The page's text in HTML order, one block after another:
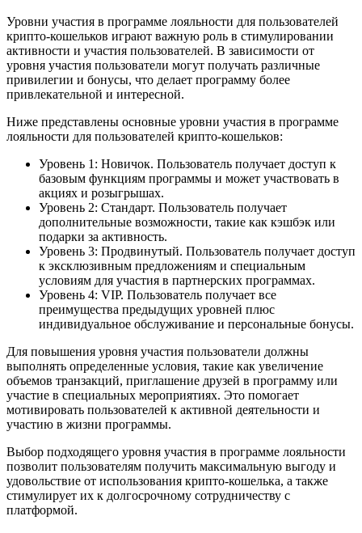
Уровни участия в программе лояльности для пользователей
крипто-кошельков играют важную роль в стимулировании
активности и участия пользователей. В зависимости от
уровня участия пользователи могут получать различные
привилегии и бонусы, что делает программу более
привлекательной и интересной.
Ниже представлены основные уровни участия в программе
лояльности для пользователей крипто-кошельков:
Уровень 1: Новичок. Пользователь получает доступ к
базовым функциям программы и может участвовать в
акциях и розыгрышах.
Уровень 2: Стандарт. Пользователь получает
дополнительные возможности, такие как кэшбэк или
подарки за активность.
Уровень 3: Продвинутый. Пользователь получает доступ
к эксклюзивным предложениям и специальным
условиям для участия в партнерских программах.
Уровень 4: VIP. Пользователь получает все
преимущества предыдущих уровней плюс
индивидуальное обслуживание и персональные бонусы.
Для повышения уровня участия пользователи должны
выполнять определенные условия, такие как увеличение
объемов транзакций, приглашение друзей в программу или
участие в специальных мероприятиях. Это помогает
мотивировать пользователей к активной деятельности и
участию в жизни программы.
Выбор подходящего уровня участия в программе лояльности
позволит пользователям получить максимальную выгоду и
удовольствие от использования крипто-кошелька, а также
стимулирует их к долгосрочному сотрудничеству с
платформой.